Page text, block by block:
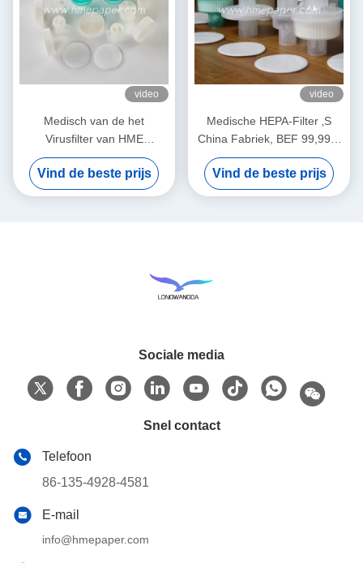
video
Medisch van de het
Virusfilter van HME
Bacterieel het Membraanwit
Vind de beste prijs
video
Medische HEPA-Filter ‚S
China Fabriek, BEF 99,99%
Bacteriële Virussenfilter
Vind de beste prijs
Sociale media
Snel contact
Telefoon
86-135-4928-4581
E-mail
info@hmepaper.com